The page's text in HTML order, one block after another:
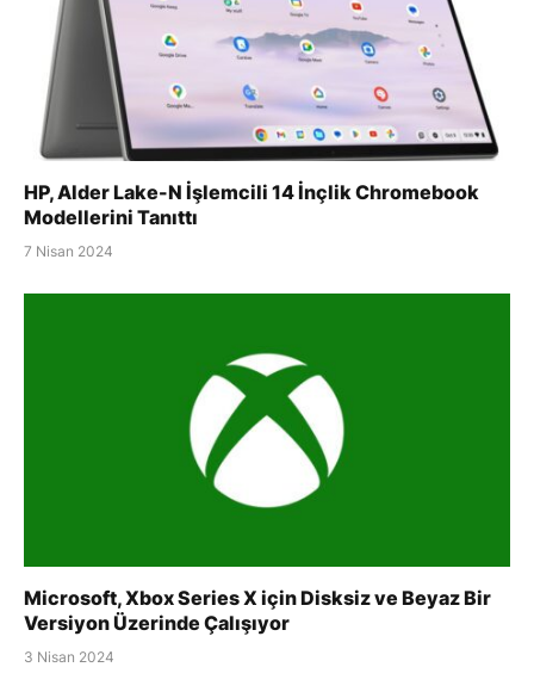
HP, Alder Lake-N İşlemcili 14 İnçlik Chromebook
Modellerini Tanıttı
7 Nisan 2024
Microsoft, Xbox Series X için Disksiz ve Beyaz Bir
Versiyon Üzerinde Çalışıyor
3 Nisan 2024